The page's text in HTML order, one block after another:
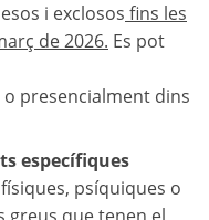
i exclosos fins les
de 2026. Es pot
o presencialment dins
específiques
físiques, psíquiques o